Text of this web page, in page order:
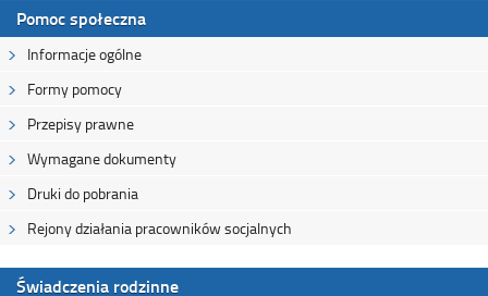
Pomoc społeczna
Informacje ogólne
Formy pomocy
Przepisy prawne
Wymagane dokumenty
Druki do pobrania
Rejony działania pracowników socjalnych
Świadczenia rodzinne